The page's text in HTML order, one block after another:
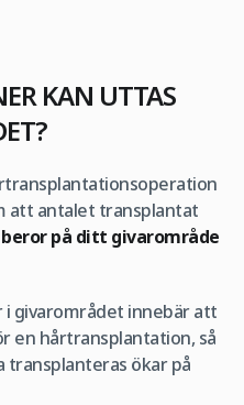
KAN UTTAS
att antalet transplantat
beror på ditt givarområde
i givarområdet innebär att
en hårtransplantation, så
transplanteras ökar på